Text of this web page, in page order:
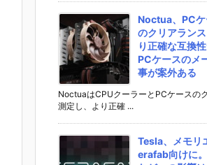
Noctua、PC
のクリアラン
り正確な互換
PCケースのメ
事が案外ある
NoctuaはCPUクーラーとPCケースの
測定し、より正確 ...
Tesla、メモリ
erafab向けに